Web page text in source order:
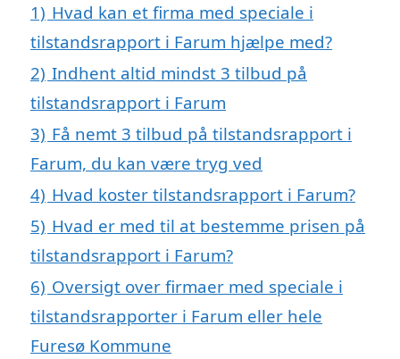
1) Hvad kan et firma med speciale i
tilstandsrapport i Farum hjælpe med?
2) Indhent altid mindst 3 tilbud på
tilstandsrapport i Farum
3) Få nemt 3 tilbud på tilstandsrapport i
Farum, du kan være tryg ved
4) Hvad koster tilstandsrapport i Farum?
5) Hvad er med til at bestemme prisen på
tilstandsrapport i Farum?
6) Oversigt over firmaer med speciale i
tilstandsrapporter i Farum eller hele
Furesø Kommune